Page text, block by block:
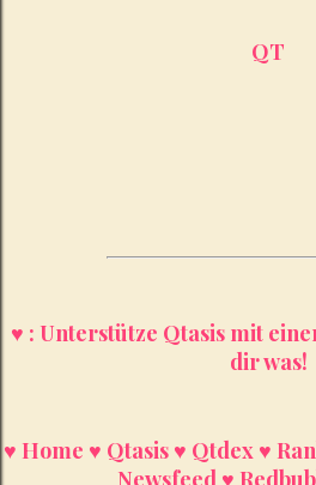
QT
♥ : Unterstütze Qtasis mit
dir was!
♥ Home ♥ Qtasis♥ Qtdex♥